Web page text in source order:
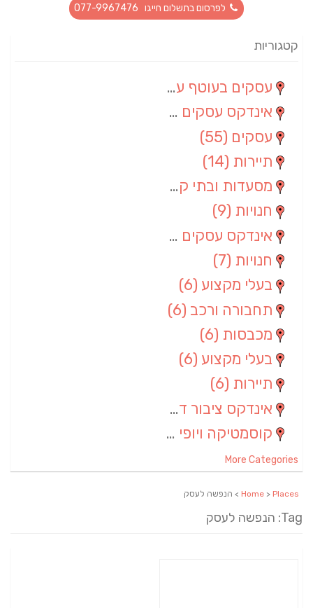
לפרסום בתשלום חייגו 077-9967476
קטגוריות
עסקים בעוטף עזה
אינדקס עסקים מרחבי
עסקים (55)
תיירות (14)
מסעדות ובתי קפה
חנויות (9)
אינדקס עסקים ארצי
חנויות (7)
בעלי מקצוע (6)
תחבורה ורכב (6)
מכבסות (6)
בעלי מקצוע (6)
תיירות (6)
אינדקס ציבור דתי
קוסמטיקה ויופי (4)
More Categories
Home > Places > הנפשה לעסק
Tag: הנפשה לעסק